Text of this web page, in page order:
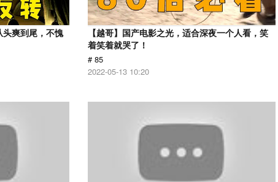
头爽到尾，不愧
【越哥】国产电影之光，适合深夜一个人看，笑
着笑着就哭了！
# 85
2022-05-13 10:20